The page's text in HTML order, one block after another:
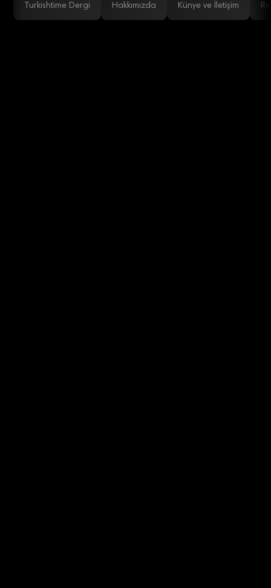
Turkishtime Dergi Hakkımızda Künye ve İletişim